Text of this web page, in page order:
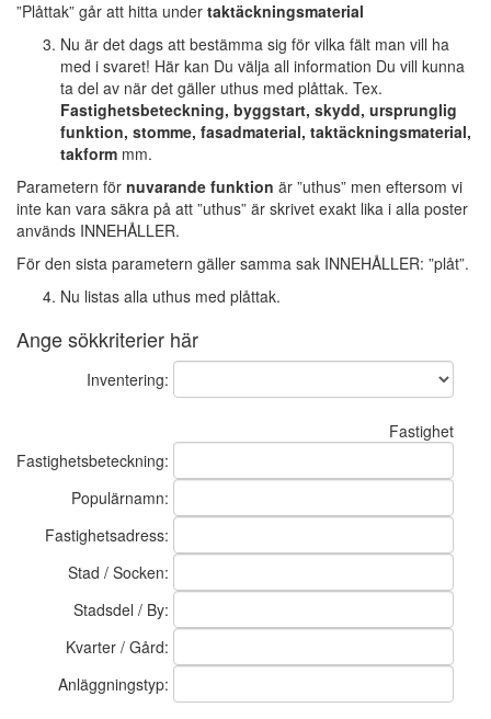
”Plåttak” går att hitta under taktäckningsmaterial
Nu är det dags att bestämma sig för vilka fält man vill ha
med i svaret! Här kan Du välja all information Du vill kunna
ta del av när det gäller uthus med plåttak. Tex.
Fastighetsbeteckning, byggstart, skydd, ursprunglig
funktion, stomme, fasadmaterial, taktäckningsmaterial,
takform mm.
Parametern för nuvarande funktion är ”uthus” men eftersom vi
inte kan vara säkra på att ”uthus” är skrivet exakt lika i alla poster
används INNEHÅLLER.
För den sista parametern gäller samma sak INNEHÅLLER: ”plåt”.
Nu listas alla uthus med plåttak.
Ange sökkriterier här
Inventering:
Fastighet
Fastighetsbeteckning:
Populärnamn:
Fastighetsadress:
Stad / Socken:
Stadsdel / By:
Kvarter / Gård:
Anläggningstyp: